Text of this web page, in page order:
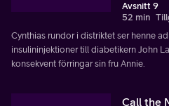
Avsnitt 9
52 min
Cynthias rundor i distriktet ser henne
insulininjektioner till diabetikern John
konsekvent förringar sin fru Annie.
Call the